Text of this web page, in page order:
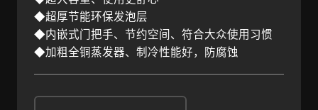
◆超厚节能环保发泡层
◆内嵌式门把手、节约空间、符合大众使用习惯
◆加粗全铜蒸发器、制冷性能好，防腐蚀